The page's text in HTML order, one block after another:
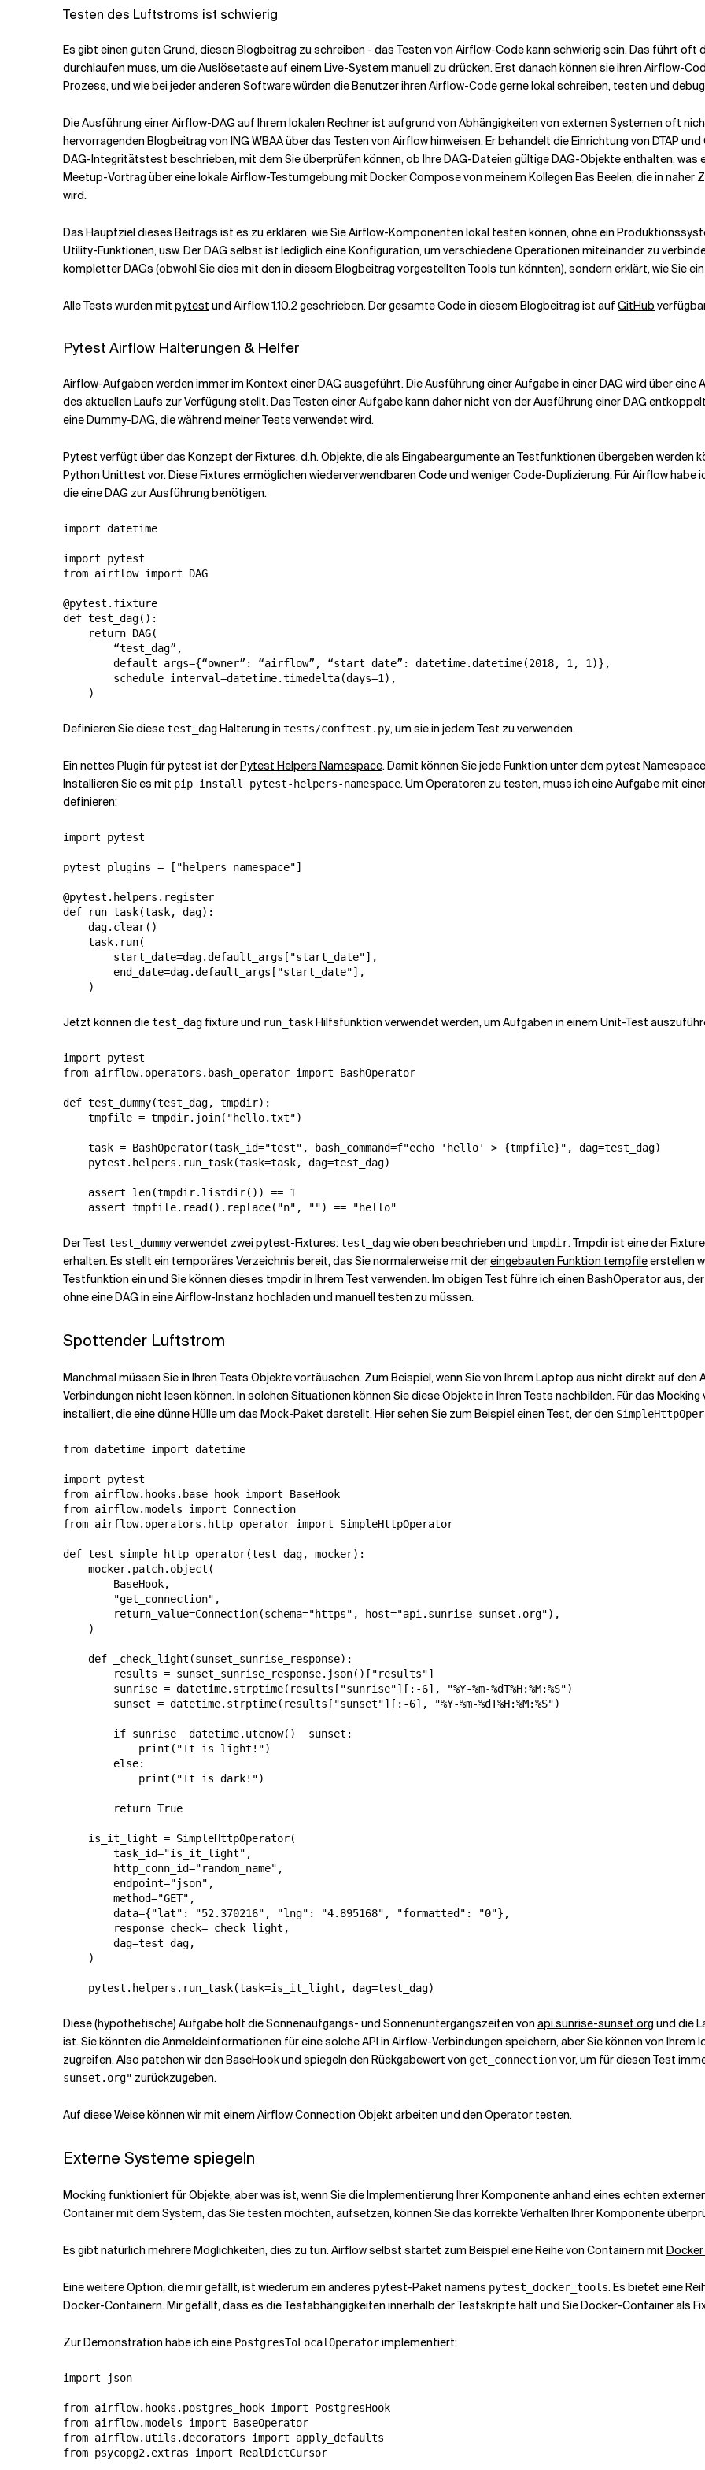
Testen des Luftstroms ist schwierig
Es gibt einen guten Grund, diesen Blogbeitrag zu schreiben - das Testen von Airflow-Code kann schwierig sein. Das führt oft
durchlaufen muss, um die Auslösetaste auf einem Live-System manuell zu drücken. Erst danach können sie ihren Airflow-
Prozess, und wie bei jeder anderen Software würden die Benutzer ihren Airflow-Code gerne lokal schreiben, testen und
Die Ausführung einer Airflow-DAG auf Ihrem lokalen Rechner ist aufgrund von Abhängigkeiten von externen Systemen oft
hervorragenden Blogbeitrag von ING WBAA über das Testen von Airflow hinweisen. Er behandelt die Einrichtung von DTAP
DAG-Integritätstest beschrieben, mit dem Sie überprüfen können, ob Ihre DAG-Dateien gültige DAG-Objekte enthalten,
Meetup-Vortrag über eine lokale Airflow-Testumgebung mit Docker Compose von meinem Kollegen Bas Beelen, die in
wird.
Das Hauptziel dieses Beitrags ist es zu erklären, wie Sie Airflow-Komponenten lokal testen können, ohne ein
Utility-Funktionen, usw. Der DAG selbst ist lediglich eine Konfiguration, um verschiedene Operationen miteinander zu
kompletter DAGs (obwohl Sie dies mit den in diesem Blogbeitrag vorgestellten Tools tun könnten), sondern erklärt, wie Sie
Alle Tests wurden mit pytest und Airflow 1.10.2 geschrieben. Der gesamte Code in diesem Blogbeitrag ist auf GitHub
Pytest Airflow Halterungen & Helfer
Airflow-Aufgaben werden immer im Kontext einer DAG ausgeführt. Die Ausführung einer Aufgabe in einer DAG wird über
des aktuellen Laufs zur Verfügung stellt. Das Testen einer Aufgabe kann daher nicht von der Ausführung einer DAG
eine Dummy-DAG, die während meiner Tests verwendet wird.
Pytest verfügt über das Konzept derFixtures, d.h. Objekte, die als Eingabeargumente an Testfunktionen übergeben werden
Python Unittest vor. Diese Fixtures ermöglichen wiederverwendbaren Code und weniger Code-Duplizierung. Für Airflow habe
die eine DAG zur Ausführung benötigen.
import datetime
import pytest
from airflow import DAG
@pytest.fixture
def test_dag():
    return DAG(
        “test_dag”,
        default_args={“owner”: “airflow”, “start_date”: datetime.datetime(2018, 1, 1)},
        schedule_interval=datetime.timedelta(days=1),
    )
Definieren Sie diesetest_dagHalterung in tests/conftest.py, um sie in jedem Test zu verwenden.
Ein nettes Plugin für pytest ist derPytest Helpers Namespace. Damit können Sie jede Funktion unter dem pytest
Installieren Sie es mit pip install pytest-helpers-namespace. Um Operatoren zu testen, muss ich eine Aufgabe mit
definieren:
import pytest
pytest_plugins = ["helpers_namespace"]
@pytest.helpers.register
def run_task(task, dag):
    dag.clear()
    task.run(
        start_date=dag.default_args["start_date"],
        end_date=dag.default_args["start_date"],
    )
Jetzt können dietest_dag fixture und run_taskHilfsfunktion verwendet werden, um Aufgaben in einem Unit-Test
import pytest
from airflow.operators.bash_operator import BashOperator
def test_dummy(test_dag, tmpdir):
    tmpfile = tmpdir.join("hello.txt")
    task = BashOperator(task_id="test", bash_command=f"echo 'hello' > {tmpfile}", dag=test_dag)
    pytest.helpers.run_task(task=task, dag=test_dag)
    assert len(tmpdir.listdir()) == 1
    assert tmpfile.read().replace("n", "") == "hello"
Der Test test_dummyverwendet zwei pytest-Fixtures:test_dagwie oben beschrieben und tmpdir.Tmpdirist eine der
erhalten. Es stellt ein temporäres Verzeichnis bereit, das Sie normalerweise mit dereingebauten Funktion tempfileerstellen
Testfunktion ein und Sie können dieses tmpdir in Ihrem Test verwenden. Im obigen Test führe ich einen BashOperator aus,
ohne eine DAG in eine Airflow-Instanz hochladen und manuell testen zu müssen.
Spottender Luftstrom
Manchmal müssen Sie in Ihren Tests Objekte vortäuschen. Zum Beispiel, wenn Sie von Ihrem Laptop aus nicht direkt auf
Verbindungen nicht lesen können. In solchen Situationen können Sie diese Objekte in Ihren Tests nachbilden. Für das Mocking
installiert, die eine dünne Hülle um das Mock-Paket darstellt. Hier sehen Sie zum Beispiel einen Test, der den
from datetime import datetime
import pytest
from airflow.hooks.base_hook import BaseHook
from airflow.models import Connection
from airflow.operators.http_operator import SimpleHttpOperator
def test_simple_http_operator(test_dag, mocker):
    mocker.patch.object(
        BaseHook,
        "get_connection",
        return_value=Connection(schema="https", host="api.sunrise-sunset.org"),
    )
    def _check_light(sunset_sunrise_response):
        results = sunset_sunrise_response.json()["results"]
        sunrise = datetime.strptime(results["sunrise"][:-6], "%Y-%m-%dT%H:%M:%S")
        sunset = datetime.strptime(results["sunset"][:-6], "%Y-%m-%dT%H:%M:%S")
        if sunrise  datetime.utcnow()  sunset:
            print("It is light!")
        else:
            print("It is dark!")
        return True
    is_it_light = SimpleHttpOperator(
        task_id="is_it_light",
        http_conn_id="random_name",
        endpoint="json",
        method="GET",
        data={"lat": "52.370216", "lng": "4.895168", "formatted": "0"},
        response_check=_check_light,
        dag=test_dag,
    )
    pytest.helpers.run_task(task=is_it_light, dag=test_dag)
Diese (hypothetische) Aufgabe holt die Sonnenaufgangs- und Sonnenuntergangszeiten von api.sunrise-sunset.org und die
ist. Sie könnten die Anmeldeinformationen für eine solche API in Airflow-Verbindungen speichern, aber Sie können von Ihrem
zugreifen. Also patchen wir den BaseHook und spiegeln den Rückgabewert von get_connectionvor, um für diesen Test
sunset.org" zurückzugeben.
Auf diese Weise können wir mit einem Airflow Connection Objekt arbeiten und den Operator testen.
Externe Systeme spiegeln
Mocking funktioniert für Objekte, aber was ist, wenn Sie die Implementierung Ihrer Komponente anhand eines echten
Container mit dem System, das Sie testen möchten, aufsetzen, können Sie das korrekte Verhalten Ihrer Komponente
Es gibt natürlich mehrere Möglichkeiten, dies zu tun. Airflow selbst startet zum Beispiel eine Reihe von Containern mit
Eine weitere Option, die mir gefällt, ist wiederum ein anderes pytest-Paket namens pytest_docker_tools. Es bietet eine
Docker-Containern. Mir gefällt, dass es die Testabhängigkeiten innerhalb der Testskripte hält und Sie Docker-Container als
Zur Demonstration habe ich eine PostgresToLocalOperatorimplementiert:
import json
from airflow.hooks.postgres_hook import PostgresHook
from airflow.models import BaseOperator
from airflow.utils.decorators import apply_defaults
from psycopg2.extras import RealDictCursor